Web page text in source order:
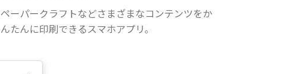
ペーパークラフトなどさまざまなコンテンツをか
んたんに印刷できるスマホアプリ。